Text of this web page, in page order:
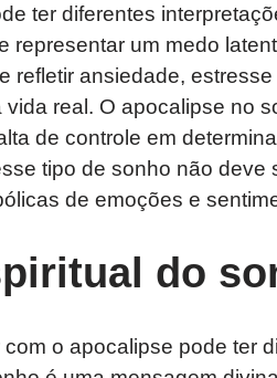
ter diferentes
representar um medo
refletir ansiedade,
real. O apocalipse no
de controle em
tipo de sonho não deve
de emoções e
do
o apocalipse pode ter